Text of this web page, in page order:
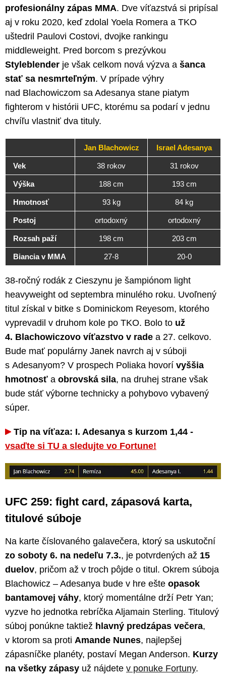
profesionálny zápas MMA. Dve víťazstvá si pripísal
aj v roku 2020, keď zdolal Yoela Romera a TKO
uštedril Paulovi Costovi, dvojke rankingu
middleweight. Pred borcom s prezývkou
Styleblender je však celkom nová výzva a šanca
stať sa nesmrteľným. V prípade výhry
nad Blachowiczom sa Adesanya stane piatym
fighterom v histórii UFC, ktorému sa podarí v jednu
chvíľu vlastniť dva tituly.
Jan Blachowicz Israel Adesanya
Vek 38 rokov 31 rokov
Výška 188 cm 193 cm
Hmotnosť 93 kg 84 kg
Postoj ortodoxný ortodoxný
Rozsah paží 198 cm 203 cm
Biancia v MMA 27-8 20-0
38-ročný rodák z Cieszynu je šampiónom light
heavyweight od septembra minulého roku. Uvoľnený
titul získal v bitke s Dominickom Reyesom, ktorého
vyprevadil v druhom kole po TKO. Bolo to už
4. Blachowiczovo víťazstvo v rade a 27. celkovo.
Bude mať populárny Janek navrch aj v súboji
s Adesanyom? V prospech Poliaka hovorí vyššia
hmotnosť a obrovská sila, na druhej strane však
bude stáť výborne technicky a pohybovo vybavený
súper.
Tip na víťaza: I. Adesanya s kurzom 1,44 -
vsaďte si TU a sledujte vo Fortune!
UFC 259: fight card, zápasová karta,
titulové súboje
Na karte číslovaného galavečera, ktorý sa uskutoční
zo soboty 6. na nedeľu 7.3., je potvrdených až 15
duelov, pričom až v troch pôjde o titul. Okrem súboja
Blachowicz – Adesanya bude v hre ešte opasok
bantamovej váhy, ktorý momentálne drží Petr Yan;
vyzve ho jednotka rebríčka Aljamain Sterling. Titulový
súboj ponúkne taktiež hlavný predzápas večera,
v ktorom sa proti Amande Nunes, najlepšej
zápasníčke planéty, postaví Megan Anderson. Kurzy
na všetky zápasy už nájdete v ponuke Fortuny.